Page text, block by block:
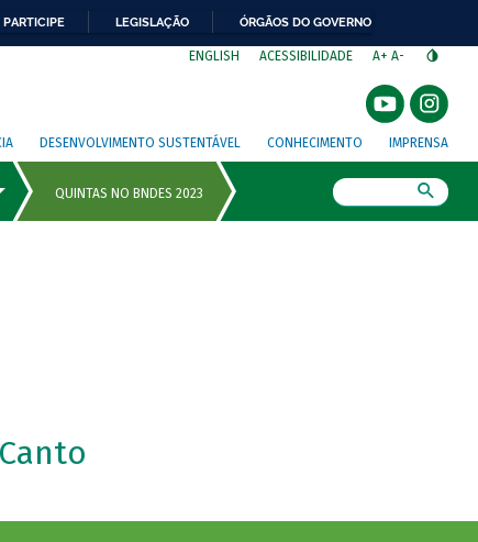
PARTICIPE LEGISLAÇÃO ÓRGÃOS DO GOVERNO
ENGLISH ACESSIBILIDADE A+ A-
DESENVOLVIMENTO SUSTENTÁVEL CONHECIMENTO IMPRENSA